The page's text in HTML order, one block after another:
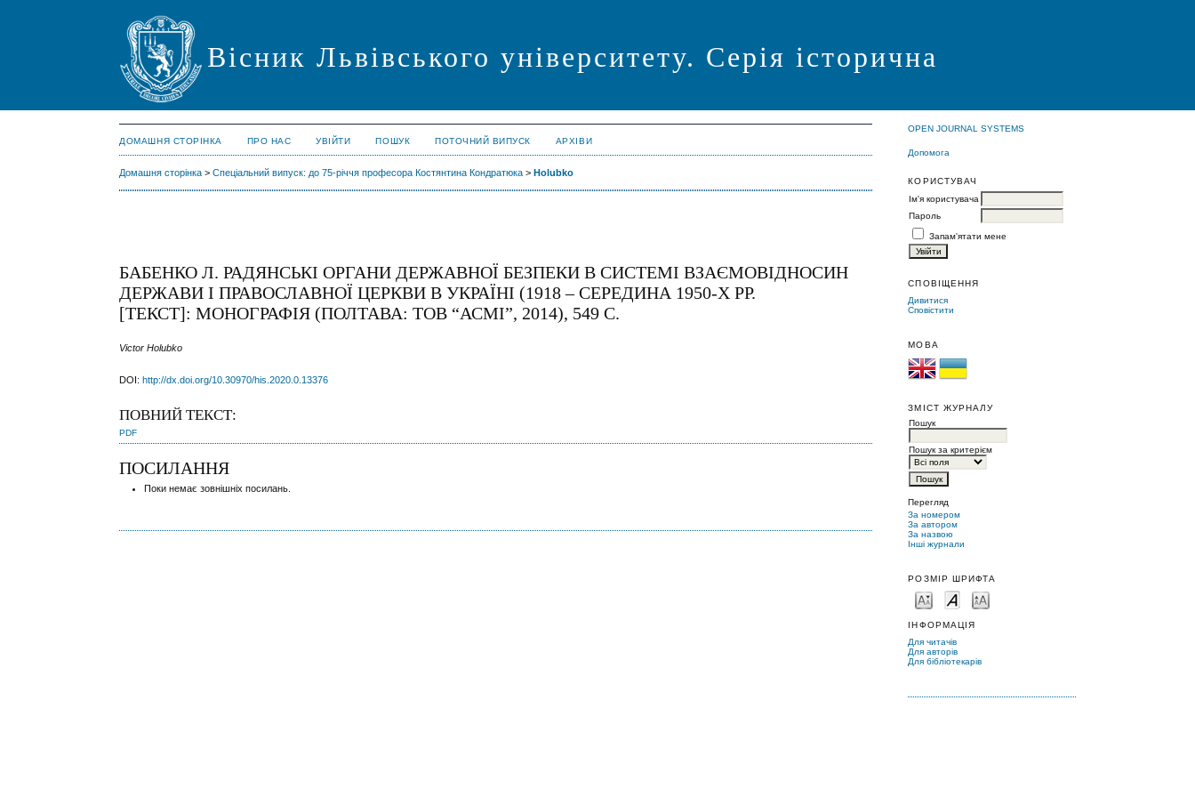
Вісник Львівського університету. Серія історична
OPEN JOURNAL SYSTEMS
Допомога
КОРИСТУВАЧ
Ім'я користувача
Пароль
Запам'ятати мене
СПОВІЩЕННЯ
Дивитися
Сповістити
МОВА
ЗМІСТ ЖУРНАЛУ
Пошук
Пошук за критерієм
Перегляд
За номером
За автором
За назвою
Інші журнали
РОЗМІР ШРИФТА
ІНФОРМАЦІЯ
Для читачів
Для авторів
Для бібліотекарів
ДОМАШНЯ СТОРІНКА ПРО НАС УВІЙТИ ПОШУК ПОТОЧНИЙ ВИПУСК АРХІВИ
Домашня сторінка >Спеціальний випуск: до 75-річчя професора Костянтина Кондратюка >Holubko
БАБЕНКО Л. РАДЯНСЬКІ ОРГАНИ ДЕРЖАВНОЇ БЕЗПЕКИ В СИСТЕМІ ВЗАЄМОВІДНОСИН
ДЕРЖАВИ І ПРАВОСЛАВНОЇ ЦЕРКВИ В УКРАЇНІ (1918 – СЕРЕДИНА 1950-Х РР.
[ТЕКСТ]: МОНОГРАФІЯ (ПОЛТАВА: ТОВ “АСМІ”, 2014), 549 C.
Victor Holubko
DOI:http://dx.doi.org/10.30970/his.2020.0.13376
ПОВНИЙ ТЕКСТ:
PDF
ПОСИЛАННЯ
Поки немає зовнішніх посилань.